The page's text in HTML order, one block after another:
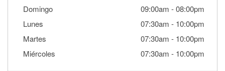
Domingo
09:00am -08:00pm
Lunes
07:30am - 10:00pm
Martes
07:30am - 10:00pm
Miércoles
07:30am - 10:00pm